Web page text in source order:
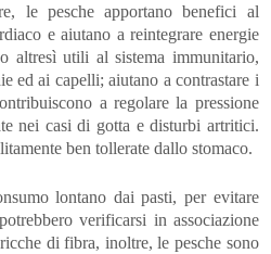
le pesche apportano benefici al
e aiutano a reintegrare energie
altresì utili al sistema immunitario,
ed ai capelli; aiutano a contrastare i
a regolare la pressione
nei casi di gotta e disturbi artritici.
ben tollerate dallo stomaco.
lontano dai pasti, per evitare
verificarsi in associazione
di fibra, inoltre, le pesche sono